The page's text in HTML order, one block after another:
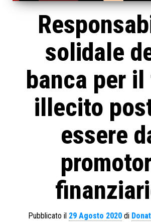
solidale
banca per
illecito
essere
Pubblicato il 29 Agosto 2020di